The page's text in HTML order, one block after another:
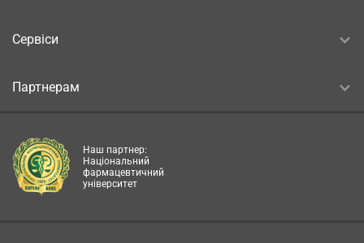
Сервіси
Партнерам
Наш партнер:
Національний
фармацевтичний
університет